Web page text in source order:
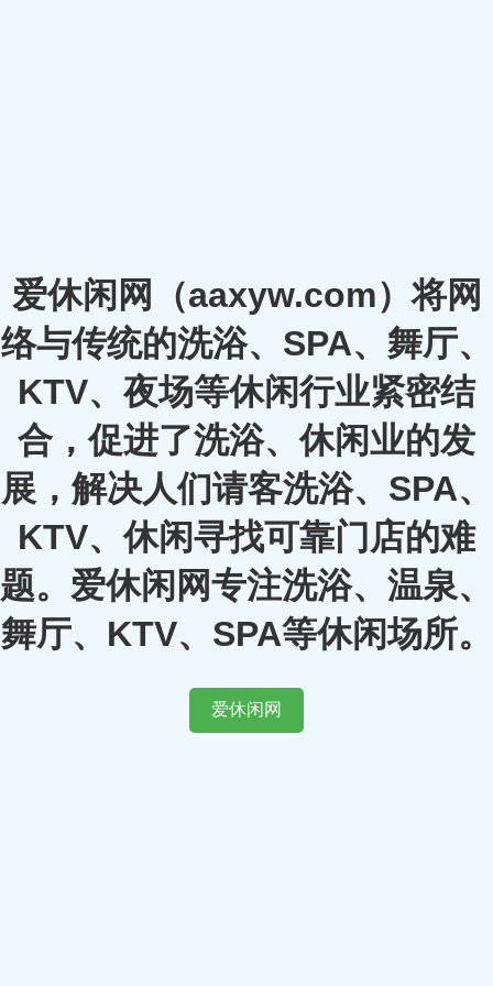
爱休闲网（aaxyw.com）将网
络与传统的洗浴、SPA、舞厅、
KTV、夜场等休闲行业紧密结
合，促进了洗浴、休闲业的发
展，解决人们请客洗浴、SPA、
KTV、休闲寻找可靠门店的难
题。爱休闲网专注洗浴、温泉、
舞厅、KTV、SPA等休闲场所。
爱休闲网